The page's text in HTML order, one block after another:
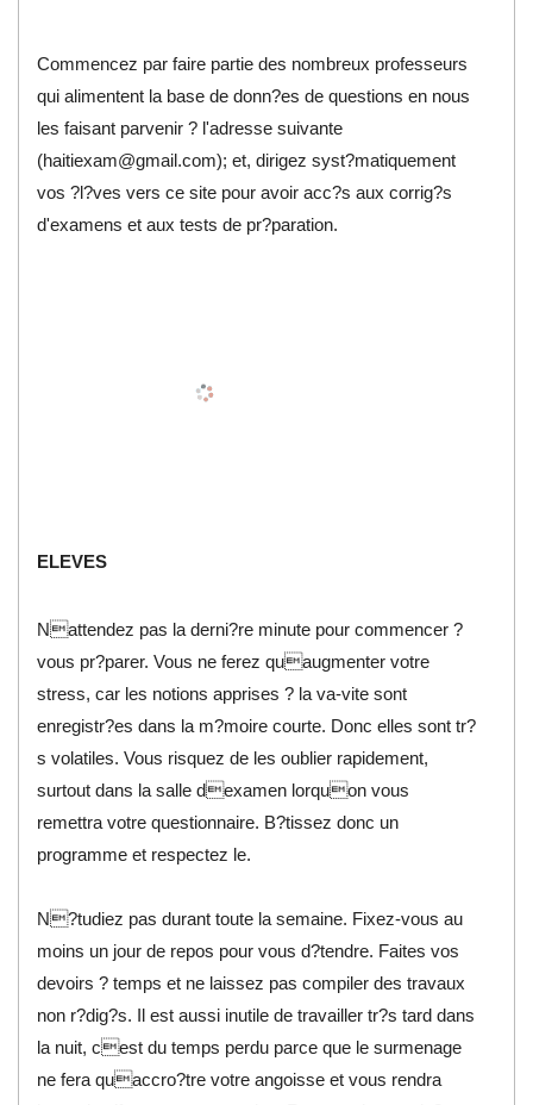
Commencez par faire partie des nombreux professeurs
qui alimentent la base de donn?es de questions en nous
les faisant parvenir ? l'adresse suivante
(haitiexam@gmail.com); et, dirigez syst?matiquement
vos ?l?ves vers ce site pour avoir acc?s aux corrig?s
d'examens et aux tests de pr?paration.
ELEVES
Nattendez pas la derni?re minute pour commencer ?
vous pr?parer. Vous ne ferez quaugmenter votre
stress, car les notions apprises ? la va-vite sont
enregistr?es dans la m?moire courte. Donc elles sont tr?
s volatiles. Vous risquez de les oublier rapidement,
surtout dans la salle dexamen lorquon vous
remettra votre questionnaire. B?tissez donc un
programme et respectez le.
N?tudiez pas durant toute la semaine. Fixez-vous au
moins un jour de repos pour vous d?tendre. Faites vos
devoirs ? temps et ne laissez pas compiler des travaux
non r?dig?s. Il est aussi inutile de travailler tr?s tard dans
la nuit, cest du temps perdu parce que le surmenage
ne fera quaccro?tre votre angoisse et vous rendra